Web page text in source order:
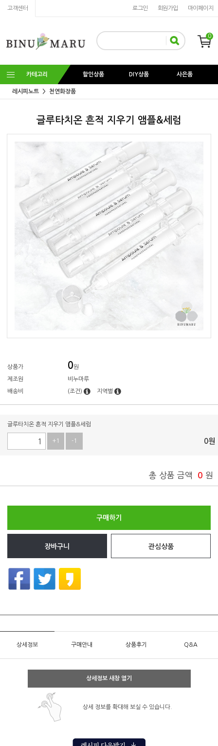
고객센터 마이페이지
회원가입
로그인
0
카테고리 할인상품 DIY상품 사은품
레시피노트 천연화장품
글루타치온 흔적 지우기 앰플&세럼
상품가 0원
제조원 비누마루
배송비 (조건) 지역별
글루타치온 흔적 지우기 앰플&세럼
+1 -1 0원
총 상품 금액 0 원
구매하기
관심상품
장바구니
상세정보 구매안내 상품후기 Q&A
상세정보 새창 열기
상세 정보를 확대해 보실 수 있습니다.